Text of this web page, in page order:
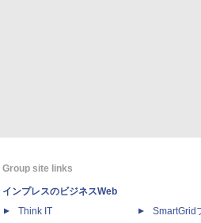
Group site links
インプレスのビジネスWeb
Think IT
SmartGrid